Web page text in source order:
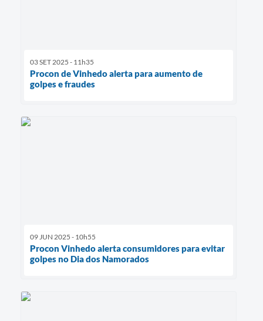
03 SET 2025 - 11h35
Procon de Vinhedo alerta para aumento de
golpes e fraudes
09 JUN 2025 - 10h55
Procon Vinhedo alerta consumidores para evitar
golpes no Dia dos Namorados